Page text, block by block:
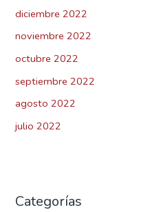
diciembre 2022
noviembre 2022
octubre 2022
septiembre 2022
agosto 2022
julio 2022
Categorías